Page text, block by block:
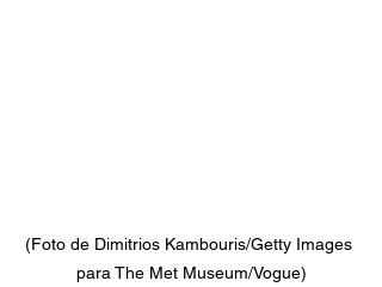
(Foto de Dimitrios Kambouris/Getty Images
para The Met Museum/Vogue)